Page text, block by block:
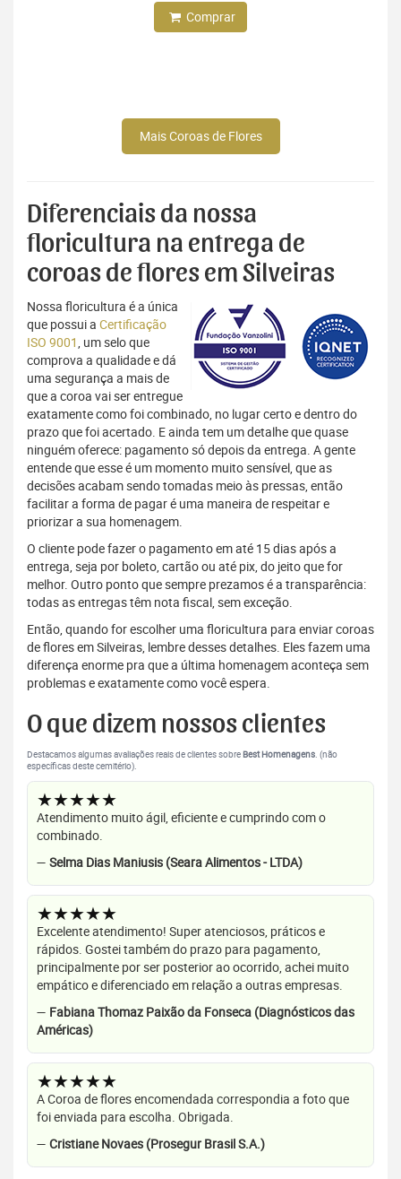
Comprar
Mais Coroas de Flores
Diferenciais da nossa
floricultura na entrega de
coroas de flores em Silveiras
Nossa floricultura é a única
que possui a Certificação
ISO 9001, um selo que
comprova a qualidade e dá
uma segurança a mais de
que a coroa vai ser entregue
exatamente como foi combinado, no lugar certo e dentro do
prazo que foi acertado. E ainda tem um detalhe que quase
ninguém oferece: pagamento só depois da entrega. A gente
entende que esse é um momento muito sensível, que as
decisões acabam sendo tomadas meio às pressas, então
facilitar a forma de pagar é uma maneira de respeitar e
priorizar a sua homenagem.
O cliente pode fazer o pagamento em até 15 dias após a
entrega, seja por boleto, cartão ou até pix, do jeito que for
melhor. Outro ponto que sempre prezamos é a transparência:
todas as entregas têm nota fiscal, sem exceção.
Então, quando for escolher uma floricultura para enviar coroas
de flores em Silveiras, lembre desses detalhes. Eles fazem uma
diferença enorme pra que a última homenagem aconteça sem
problemas e exatamente como você espera.
O que dizem nossos clientes
Destacamos algumas avaliações reais de clientes sobre Best Homenagens. (não
específicas deste cemitério).
★★★★★
Atendimento muito ágil, eficiente e cumprindo com o
combinado.
— Selma Dias Maniusis (Seara Alimentos - LTDA)
★★★★★
Excelente atendimento! Super atenciosos, práticos e
rápidos. Gostei também do prazo para pagamento,
principalmente por ser posterior ao ocorrido, achei muito
empático e diferenciado em relação a outras empresas.
— Fabiana Thomaz Paixão da Fonseca (Diagnósticos das
Américas)
★★★★★
A Coroa de flores encomendada correspondia a foto que
foi enviada para escolha. Obrigada.
— Cristiane Novaes (Prosegur Brasil S.A.)